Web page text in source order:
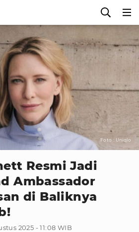
Foto : Uniqlo
Resmi Jadi
Ambassador
di Baliknya
2025 - 11:08 WIB